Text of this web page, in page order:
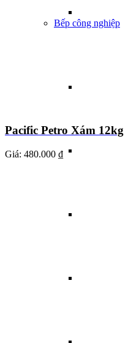
Bếp công nghiệp
Pacific Petro Xám 12kg
Giá: 480.000 ₫